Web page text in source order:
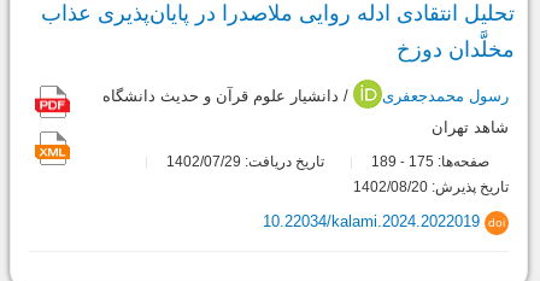
تحلیل انتقادی ادله روایی ملاصدرا در پایان‌پذیری عذاب
مخلَّدان دوزخ
رسول محمدجعفری
/ دانشیار علوم قرآن و حدیث دانشگاه
شاهد تهران
صفحه‌ها: 175
-
تاریخ دریافت: 1402/07/29
تاریخ پذیرش: 1402/08/20
doi
10.22034/kalami.2024.2022019